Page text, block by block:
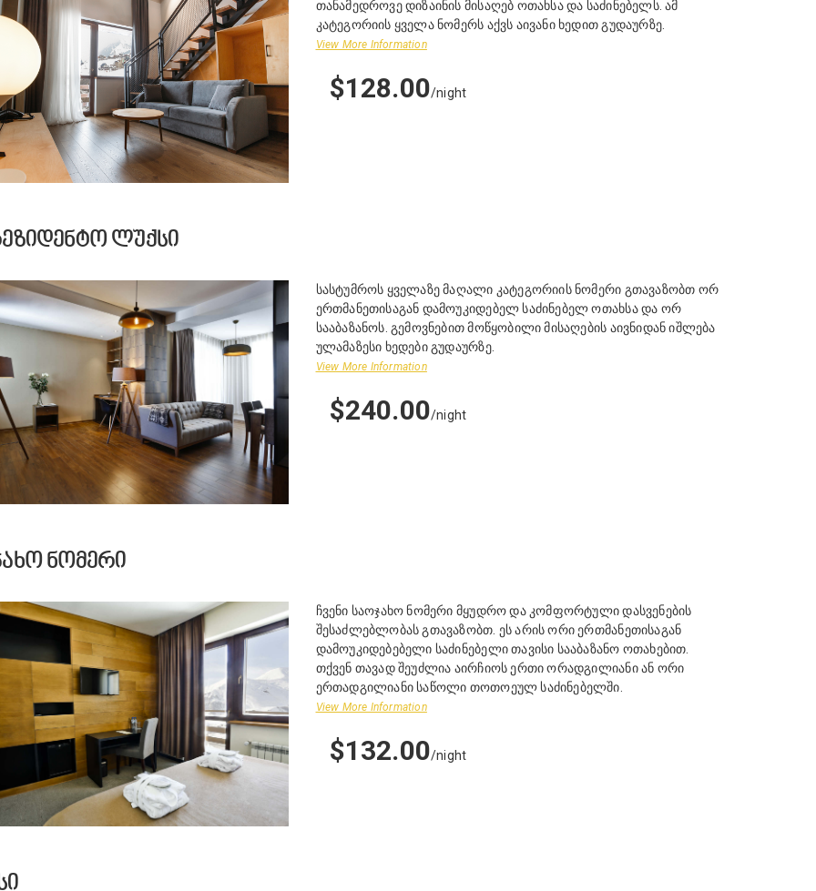
თანამედროვე დიზაინის მისაღებ ოთახსა და საძინებელს. ამ
კატეგორიის ყველა ნომერს აქვს აივანი ხედით გუდაურზე.
View More Information
$128.00/night
ᲚᲣᲥᲡᲘ
სასტუმროს ყველაზე მაღალი კატეგორიის ნომერი გთავაზობთ ორ
ერთმანეთისაგან დამოუკიდებელ საძინებელ ოთახსა და ორ
სააბაზანოს. გემოვნებით მოწყობილი მისაღების აივნიდან იშლება
ულამაზესი ხედები გუდაურზე.
View More Information
$240.00/night
ᲜᲝᲛᲔᲠᲘ
ჩვენი საოჯახო ნომერი მყუდრო და კომფორტული დასვენების
შესაძლებლობას გთავაზობთ. ეს არის ორი ერთმანეთისაგან
დამოუკიდებებელი საძინებელი თავისი სააბაზანო ოთახებით.
თქვენ თავად შეუძლია აირჩიოს ერთი ორადგილიანი ან ორი
ერთადგილიანი საწოლი თოთოეულ საძინებელში.
View More Information
$132.00/night